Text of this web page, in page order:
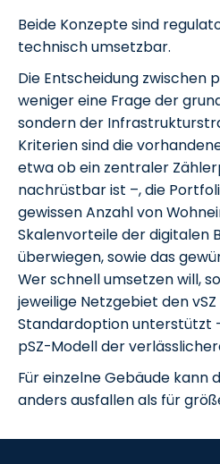
Beide Konzepte sind
technisch umsetzbar.
Die Entscheidung zwischen
weniger eine Frage der
sondern der
Kriterien sind die
etwa ob ein zentraler
nachrüstbar ist –, die
gewissen Anzahl von
Skalenvorteile der digitalen
überwiegen, sowie das
Wer schnell umsetzen will,
jeweilige Netzgebiet den
Standardoption unterstützt
pSZ-Modell der
Für einzelne Gebäude kann
anders ausfallen als für